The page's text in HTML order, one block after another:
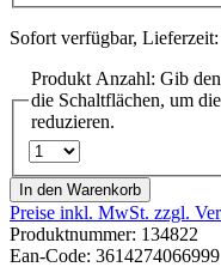
Sofort verfügbar,
Produkt Anzahl: Gib
die Schaltflächen, um
reduzieren.
In den Warenkorb
Preise inkl. MwSt. zzgl.
Produktnummer: 134822
Ean-Code: 3614274066999